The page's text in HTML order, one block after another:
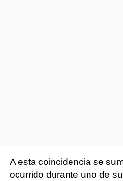
A esta coincidencia se
ocurrido durante uno de